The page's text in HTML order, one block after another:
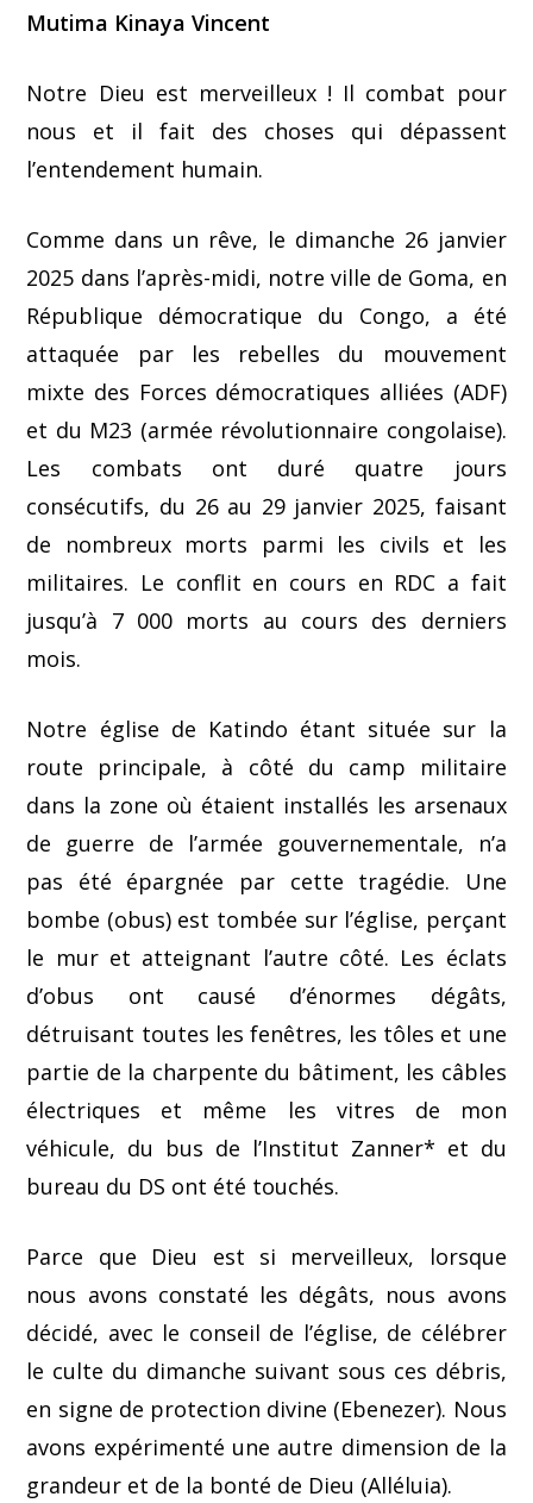
Mutima Kinaya Vincent
Notre Dieu est merveilleux ! Il combat pour
nous et il fait des choses qui dépassent
l’entendement humain.
Comme dans un rêve, le dimanche 26 janvier
2025 dans l’après-midi, notre ville de Goma, en
République démocratique du Congo, a été
attaquée par les rebelles du mouvement
mixte des Forces démocratiques alliées (ADF)
et du M23 (armée révolutionnaire congolaise).
Les combats ont duré quatre jours
consécutifs, du 26 au 29 janvier 2025, faisant
de nombreux morts parmi les civils et les
militaires. Le conflit en cours en RDC a fait
jusqu’à 7 000 morts au cours des derniers
mois.
Notre église de Katindo étant située sur la
route principale, à côté du camp militaire
dans la zone où étaient installés les arsenaux
de guerre de l’armée gouvernementale, n’a
pas été épargnée par cette tragédie. Une
bombe (obus) est tombée sur l’église, perçant
le mur et atteignant l’autre côté. Les éclats
d’obus ont causé d’énormes dégâts,
détruisant toutes les fenêtres, les tôles et une
partie de la charpente du bâtiment, les câbles
électriques et même les vitres de mon
véhicule, du bus de l’Institut Zanner* et du
bureau du DS ont été touchés.
Parce que Dieu est si merveilleux, lorsque
nous avons constaté les dégâts, nous avons
décidé, avec le conseil de l’église, de célébrer
le culte du dimanche suivant sous ces débris,
en signe de protection divine (Ebenezer). Nous
avons expérimenté une autre dimension de la
grandeur et de la bonté de Dieu (Alléluia).